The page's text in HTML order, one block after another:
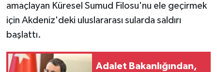
amaçlayan Küresel Sumud Filosu'nu ele geçirmek
için Akdeniz'deki uluslararası sularda saldırı
başlattı.
Adalet Bakanlığından,